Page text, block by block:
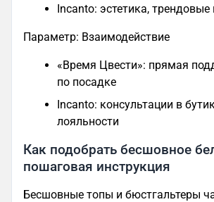
Incanto: эстетика, трендовые
Параметр: Взаимодействие
«Время Цвести»: прямая
по посадке
Incanto: консультации в
лояльности
Как подобрать бесшовное
пошаговая инструкция
Бесшовные топы и бюстгальтеры